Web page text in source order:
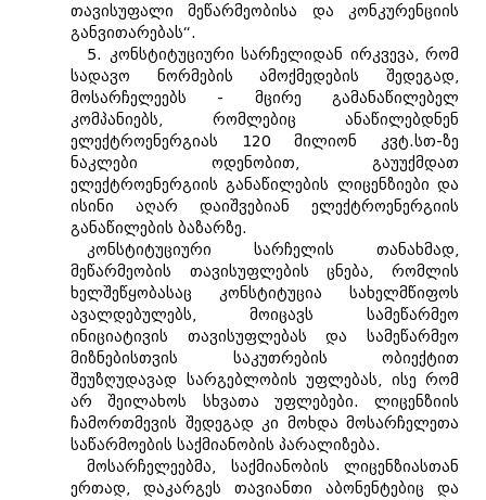
თავისუფალი მეწარმეობისა და კონკურენციის
განვითარებას“.
5. კონსტიტუციური სარჩელიდან ირკვევა, რომ
სადავო ნორმების ამოქმედების შედეგად,
მოსარჩელეებს - მცირე გამანაწილებელ
კომპანიებს, რომლებიც ანაწილებდნენ
ელექტროენერგიას 120 მილიონ კვტ.სთ-ზე
ნაკლები ოდენობით, გაუუქმდათ
ელექტროენერგიის განაწილების ლიცენზიები და
ისინი აღარ დაიშვებიან ელექტროენერგიის
განაწილების ბაზარზე.
კონსტიტუციური სარჩელის თანახმად,
მეწარმეობის თავისუფლების ცნება, რომლის
ხელშეწყობასაც კონსტიტუცია სახელმწიფოს
ავალდებულებს, მოიცავს სამეწარმეო
ინიციატივის თავისუფლებას და სამეწარმეო
მიზნებისთვის საკუთრების ობიექტით
შეუზღუდავად სარგებლობის უფლებას, ისე რომ
არ შეილახოს სხვათა უფლებები. ლიცენზიის
ჩამორთმევის შედეგად კი მოხდა მოსარჩელეთა
საწარმოების საქმიანობის პარალიზება.
მოსარჩელეებმა, საქმიანობის ლიცენზიასთან
ერთად, დაკარგეს თავიანთი აბონენტებიც და